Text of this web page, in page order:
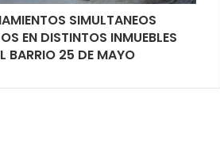
SIMULTANEOS
EN DISTINTOS INMUEBLES
BARRIO 25 DE MAYO